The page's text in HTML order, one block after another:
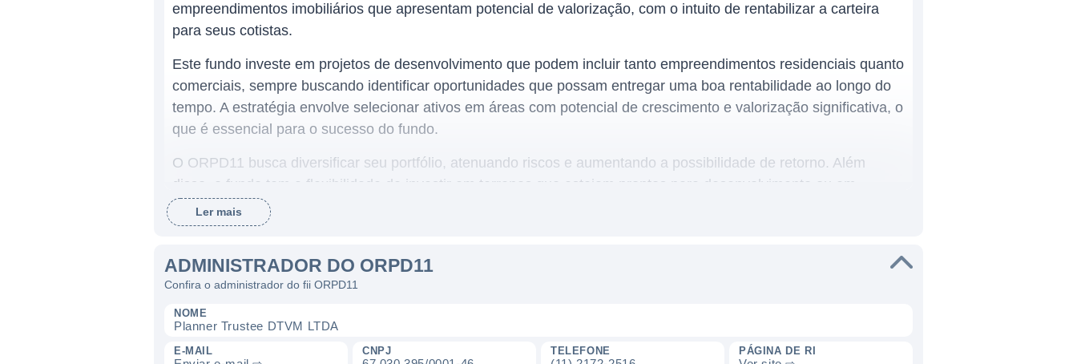
empreendimentos imobiliários que apresentam potencial de valorização, com o intuito de rentabilizar a carteira
para seus cotistas.
Este fundo investe em projetos de desenvolvimento que podem incluir tanto empreendimentos residenciais quanto
comerciais, sempre buscando identificar oportunidades que possam entregar uma boa rentabilidade ao longo do
tempo. A estratégia envolve selecionar ativos em áreas com potencial de crescimento e valorização significativa, o
que é essencial para o sucesso do fundo.
O ORPD11 busca diversificar seu portfólio, atenuando riscos e aumentando a possibilidade de retorno. Além
disso, o fundo tem a flexibilidade de investir em terrenos que estejam prontos para desenvolvimento ou em
projetos que já estejam em andamento. Esse tipo de alocação pode ajudar a maximizar os ganhos, dado o
crescimento do mercado imobiliário.
CARACTERÍSTICAS DO FII ORPD11
O objetivo do ORPD11 é proporcionar aos seus cotistas um rendimento por meio da valorização dos projetos e de
locações das propriedades desenvolvidas. O fundo busca criar uma fonte de renda consistente, ao mesmo tempo
em que investe em ativos que têm o potencial de oferecer uma alta valorização no longo prazo.
Ler mais
ADMINISTRADOR DO ORPD11
Confira o administrador do fii ORPD11
NOME
Planner Trustee DTVM LTDA
E-MAIL CNPJ TELEFONE PÁGINA DE RI